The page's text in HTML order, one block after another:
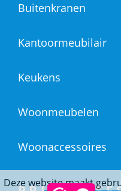
Deze website maakt
Buitenkranen
Kantoormeubilair
Keukens
Woonmeubelen
Woonaccessoires